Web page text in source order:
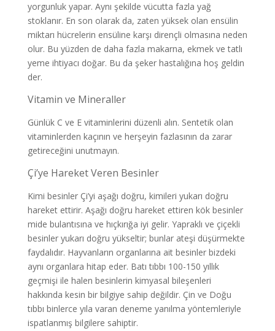
yorgunluk yapar. Aynı şekilde vücutta fazla yağ
stoklanır. En son olarak da, zaten yüksek olan ensülin
miktarı hücrelerin ensüline karşı dirençli olmasına neden
olur. Bu yüzden de daha fazla makarna, ekmek ve tatlı
yeme ihtiyacı doğar. Bu da şeker hastalığına hoş geldin
der.
Vitamin ve Mineraller
Günlük C ve E vitaminlerini düzenli alın. Sentetik olan
vitaminlerden kaçının ve herşeyin fazlasının da zarar
getireceğini unutmayın.
Çi’ye Hareket Veren Besinler
Kimi besinler Çi’yi aşağı doğru, kimileri yukarı doğru
hareket ettirir. Aşağı doğru hareket ettiren kök besinler
mide bulantısına ve hıçkırığa iyi gelir. Yapraklı ve çiçekli
besinler yukarı doğru yükseltir; bunlar ateşi düşürmekte
faydalıdır. Hayvanların organlarına ait besinler bizdeki
aynı organlara hitap eder. Batı tıbbı 100-150 yıllık
geçmişi ile halen besinlerin kimyasal bileşenleri
hakkında kesin bir bilgiye sahip değildir. Çin ve Doğu
tıbbı binlerce yıla varan deneme yanılma yöntemleriyle
ispatlanmış bilgilere sahiptir.